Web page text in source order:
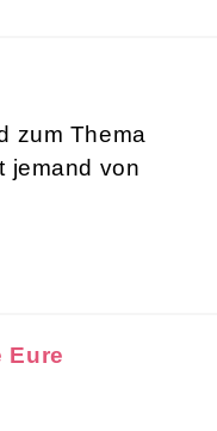
zum Thema
jemand von
Eure